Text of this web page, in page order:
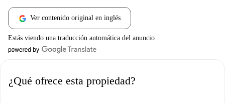
Ver contenido original en inglés
Estás viendo una traducción automática del anuncio
¿Qué ofrece esta propiedad?